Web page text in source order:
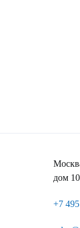
дом
+7